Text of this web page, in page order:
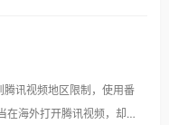
讯视频地区限制，使用番